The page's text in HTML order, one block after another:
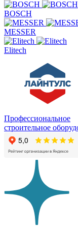
BOSCH
MESSER
Elitech
Профессиональное
строительное